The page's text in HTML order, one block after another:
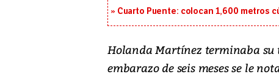
Cuarto Puente: colocan 1,600 metros
Holanda Martínez terminaba su
embarazo de seis meses se le